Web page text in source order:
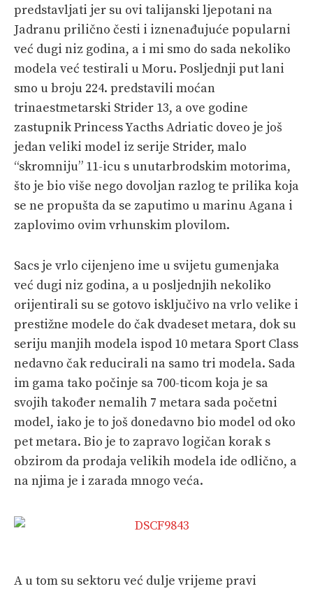
VELIKE PRIČE
PRETPLATA
SHOP
predstavljati jer su ovi talijanski ljepotani na
Jadranu prilično česti i iznenađujuće popularni
već dugi niz godina, a i mi smo do sada nekoliko
modela već testirali u Moru. Posljednji put lani
smo u broju 224. predstavili moćan
trinaestmetarski Strider 13, a ove godine
zastupnik Princess Yacths Adriatic doveo je još
jedan veliki model iz serije Strider, malo
“skromniju” 11-icu s unutarbrodskim motorima,
što je bio više nego dovoljan razlog te prilika koja
se ne propušta da se zaputimo u marinu Agana i
zaplovimo ovim vrhunskim plovilom.
Sacs je vrlo cijenjeno ime u svijetu gumenjaka
već dugi niz godina, a u posljednjih nekoliko
orijentirali su se gotovo isključivo na vrlo velike i
prestižne modele do čak dvadeset metara, dok su
seriju manjih modela ispod 10 metara Sport Class
nedavno čak reducirali na samo tri modela. Sada
im gama tako počinje sa 700-ticom koja je sa
svojih također nemalih 7 metara sada početni
model, iako je to još donedavno bio model od oko
pet metara. Bio je to zapravo logičan korak s
obzirom da prodaja velikih modela ide odlično, a
na njima je i zarada mnogo veća.
A u tom su sektoru već dulje vrijeme pravi